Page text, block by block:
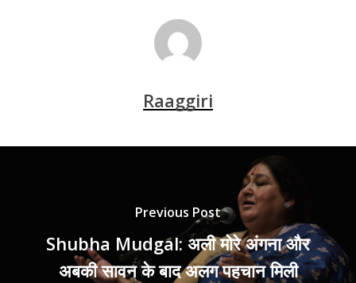
Raaggiri
Previous Post
Shubha Mudgal: अली मोरे अंगना और
अबकी सावन के बाद अलग पहचान मिली